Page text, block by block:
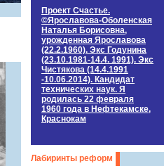
Проект Счастье.
©Ярославова-Оболенская
Наталья Борисовна,
урожденная Ярославова
(22.2.1960). Экс Годунина
(23.10.1981-14.4. 1991). Экс
Чистякова (14.4.1991
-10.06.2014). Кандидат
технических наук. Я
родилась 22 февраля
1960 года в Нефтекамске,
Краснокам
Лабиринты реформ